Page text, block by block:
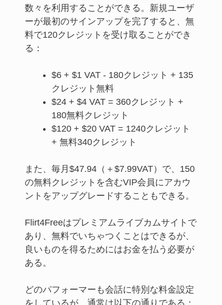
数々を利用することができる。新規ユーザ
ーが最初のサインアップを完了すると、無
料で120クレジットを受け取ることができ
る：
$6 + $1 VAT - 180クレジット + 135
クレジット無料
$24 + $4 VAT = 360クレジット +
180無料クレジット
$120 + $20 VAT = 1240クレジット
+ 無料340クレジット
また、毎月$47.94（＋$7.99VAT）で、150
の無料クレジットを含むVIP会員にアカウ
ントをアップグレードすることもできる。
Flirt4Freeはプレミアムライブカムサイトで
あり、無料でいちゃつくことはできるが、
良いものを得るためにはお金を払う必要が
ある。
どのパフォーマーも会話に特別な料金設定
をしているが、通常は以下の通りである：